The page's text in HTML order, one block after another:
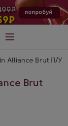
Alliance Brut П/У
Brut